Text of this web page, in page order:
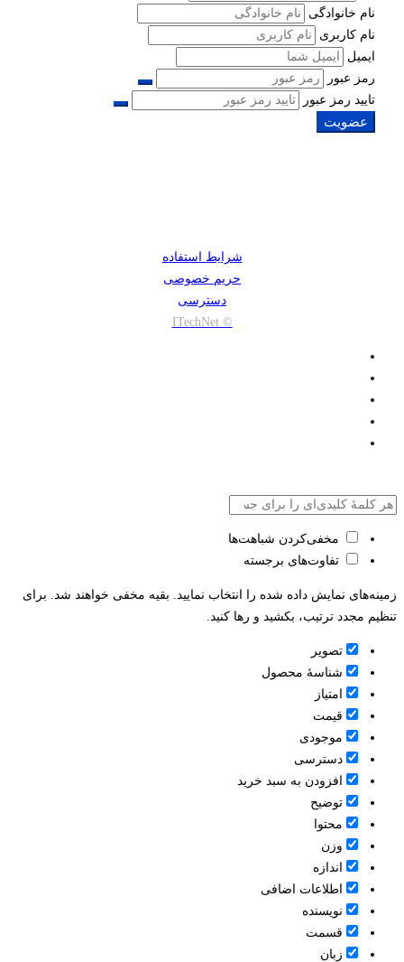
نام خانوادگی
نام کاربری
ایمیل
رمز عبور
تایید رمز عبور
عضویت
شرایط استفاده
حریم خصوصی
دسترسی
© ITechNet
مخفی‌کردن شباهت‌ها
تفاوت‌های برجسته
زمینه‌های نمایش داده شده را انتخاب نمایید. بقیه مخفی خواهند شد. برای
تنظیم مجدد ترتیب، بکشید و رها کنید.
تصویر
شناسۀ محصول
امتیاز
قيمت
موجودی
دسترسی
افزودن به سبد خرید
توضیح
محتوا
وزن
اندازه
اطلاعات اضافی
نویسنده
قسمت
زبان